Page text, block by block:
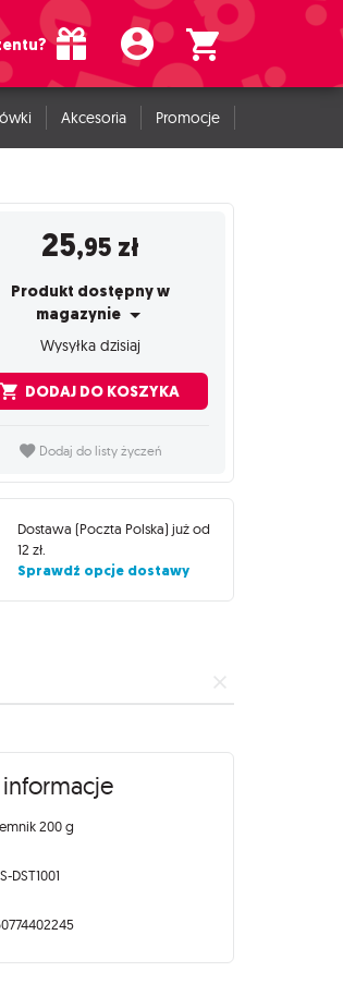
Akcesoria Promocje
25,95 zł
Produkt dostępny w
magazynie
Wysyłka dzisiaj
DODAJ DO KOSZYKA
Dodaj do listy życzeń
Dostawa (Poczta Polska) już od
12 zł.
Sprawdź opcje dostawy
200 g
DST1001